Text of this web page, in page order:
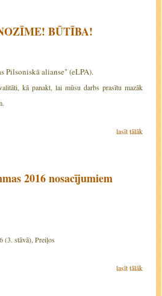
BŪTĪBA!
Pilsoniskā alianse" (eLPA).
kā panakt, lai mūsu darbs prasītu mazāk
lasīt tālāk
2016 nosacījumiem
(3. stāvā), Preiļos
lasīt tālāk